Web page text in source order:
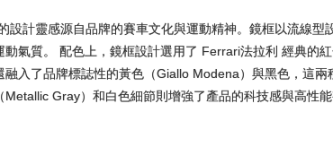
設計靈感源自品牌的賽車文化與運動精神。鏡框以流線
動氣質。 配色上，鏡框設計選用了 Ferrari法拉利 經典的
融入了品牌標誌性的黃色（Giallo Modena）與黑色，這
Gray）和白色細節則增強了產品的科技感與高性